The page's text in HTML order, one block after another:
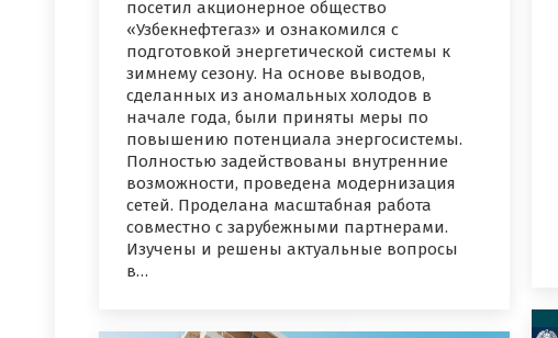
посетил акционерное общество
«Узбекнефтегаз» и ознакомился с
подготовкой энергетической системы к
зимнему сезону. На основе выводов,
сделанных из аномальных холодов в
начале года, были приняты меры по
повышению потенциала энергосистемы.
Полностью задействованы внутренние
возможности, проведена модернизация
сетей. Проделана масштабная работа
совместно с зарубежными партнерами.
Изучены и решены актуальные вопросы
в…